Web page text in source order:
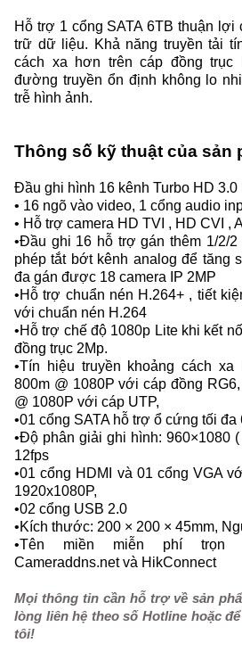
Hỗ trợ 1 cổng SATA 6TB thuận lợi
trữ dữ liệu. Khả năng truyền tải
cách xa hơn trên cáp đồng trục
đường truyền ổn định không lo
trễ hình ảnh.
Thông số kỹ thuật của sản
Đầu ghi hình 16 kênh Turbo HD 3.0
• 16 ngõ vào video, 1 cổng audio
• Hỗ trợ camera HD TVI , HD CVI ,
•Đầu ghi 16 hỗ trợ gán thêm 1/2/
phép tắt bớt kênh analog để tăng
đa gán được 18 camera IP 2MP
•Hỗ trợ chuẩn nén H.264+ , tiết
với chuẩn nén H.264
•Hỗ trợ chế độ 1080p Lite khi kết
đồng trục 2Mp.
•Tín hiệu truyền khoảng cách xa
800m @ 1080P với cáp đồng
@ 1080P với cáp UTP,
•01 cổng SATA hỗ trợ ổ cứng tối đa
•Độ phân giải ghi hình: 960×1080
12fps
•01 cổng HDMI và 01 cổng VGA
1920x1080P,
•02 cổng USB 2.0
•Kích thước: 200 × 200 × 45mm,
•Tên miền miễn phí trọn
Cameraddns.net và HikConnect
Mọi thông tin cần hỗ trợ về sản
lòng liên hệ theo số Hotline hoặc
tôi!